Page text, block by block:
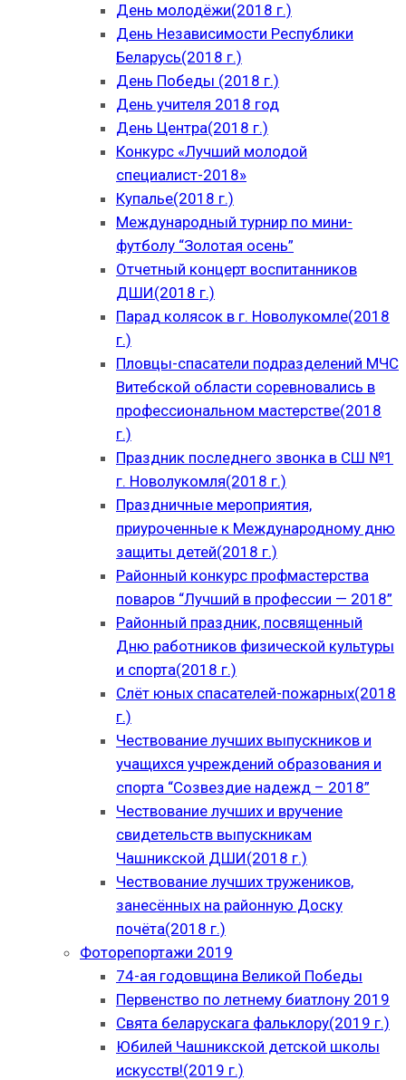
День молодёжи(2018 г.)
День Независимости Республики
Беларусь(2018 г.)
День Победы (2018 г.)
День учителя 2018 год
День Центра(2018 г.)
Конкурс «Лучший молодой
специалист-2018»
Купалье(2018 г.)
Международный турнир по мини-
футболу “Золотая осень”
Отчетный концерт воспитанников
ДШИ(2018 г.)
Парад колясок в г. Новолукомле(2018
г.)
Пловцы-спасатели подразделений МЧС
Витебской области соревновались в
профессиональном мастерстве(2018
г.)
Праздник последнего звонка в СШ №1
г. Новолукомля(2018 г.)
Праздничные мероприятия,
приуроченные к Международному дню
защиты детей(2018 г.)
Районный конкурс профмастерства
поваров “Лучший в профессии — 2018”
Районный праздник, посвященный
Дню работников физической культуры
и спорта(2018 г.)
Слёт юных спасателей-пожарных(2018
г.)
Чествование лучших выпускников и
учащихся учреждений образования и
спорта “Созвездие надежд – 2018”
Чествование лучших и вручение
свидетельств выпускникам
Чашникской ДШИ(2018 г.)
Чествование лучших тружеников,
занесённых на районную Доску
почёта(2018 г.)
Фоторепортажи 2019
74-ая годовщина Великой Победы
Первенство по летнему биатлону 2019
Свята беларускага фальклору(2019 г.)
Юбилей Чашникской детской школы
искусств!(2019 г.)